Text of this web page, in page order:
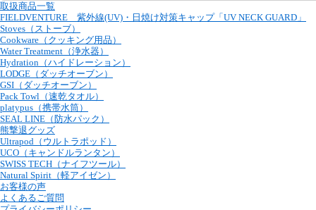
取扱商品一覧
FIELDVENTURE 紫外線(UV)・日焼け対策キャップ「UV NECK GUARD」
Stoves（ストーブ）
Cookware（クッキング用品）
Water Treatment（浄水器）
Hydration（ハイドレーション）
LODGE（ダッチオーブン）
GSI（ダッチオーブン）
Pack Towl（速乾タオル）
platypus（携帯水筒）
SEAL LINE（防水パック）
熊撃退グッズ
Ultrapod（ウルトラポッド）
UCO（キャンドルランタン）
SWISS TECH（ナイフツール）
Natural Spirit（軽アイゼン）
お客様の声
よくあるご質問